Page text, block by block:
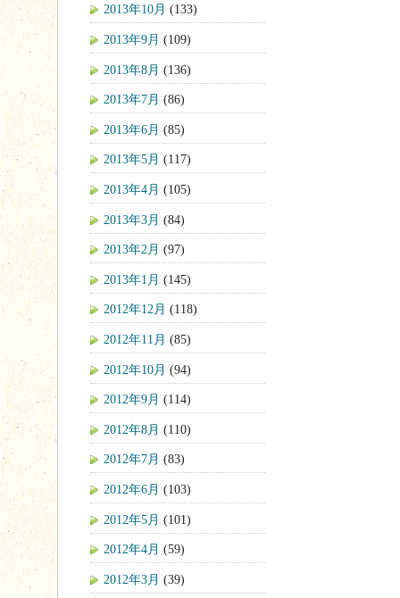
2013年10月 (133)
2013年9月 (109)
2013年8月 (136)
2013年7月 (86)
2013年6月 (85)
2013年5月 (117)
2013年4月 (105)
2013年3月 (84)
2013年2月 (97)
2013年1月 (145)
2012年12月 (118)
2012年11月 (85)
2012年10月 (94)
2012年9月 (114)
2012年8月 (110)
2012年7月 (83)
2012年6月 (103)
2012年5月 (101)
2012年4月 (59)
2012年3月 (39)